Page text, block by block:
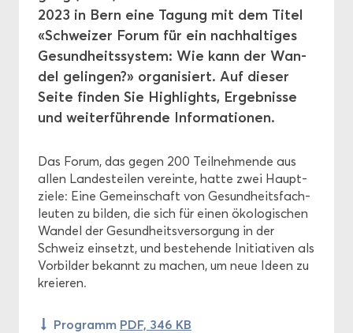
För­de­rung
Ethik
2023 in Bern eine Ta­gung mit dem Titel
«Schwei­zer Forum für ein nach­hal­ti­ges
Ge­sund­heits­sys­tem: Wie kann der Wan­
del ge­lin­gen?» or­ga­ni­siert. Auf die­ser
Seite fin­den Sie High­lights, Er­geb­nis­se
und wei­ter­füh­ren­de In­for­ma­tio­nen.
Das Forum, das gegen 200 Teil­neh­men­de aus
allen Lan­des­tei­len ver­ein­te, hatte zwei Haupt­
zie­le: Eine Ge­mein­schaft von Ge­sund­heits­fach­
leu­ten zu bil­den, die sich für einen öko­lo­gi­schen
Wan­del der Ge­sund­heits­ver­sor­gung in der
Schweiz ein­setzt, und be­stehen­de In­itia­ti­ven als
Vor­bil­der be­kannt zu ma­chen, um neue Ideen zu
kre­ieren.
Pro­gramm PDF, 346 KB